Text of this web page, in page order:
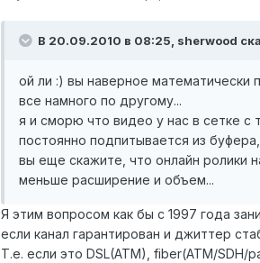
В 20.09.2010 в 08:25, sherwood
ой ли :) вы наверное математически
все намного по другому...
я и сморю что видео у нас в сетке с
постоянно подпитывается из
вы еще скажите, что онлайн ролики
меньше расширение и объем...
Я этим вопросом как бы с 1997 года
если канал гарантирован и джиттер
Т.е. если это DSL(ATM), fiber(ATM/SDH/